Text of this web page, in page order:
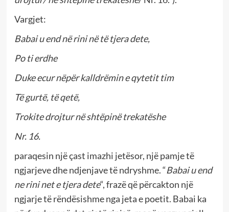
Vargjet:
Babai u end në rini në të tjera dete,
Po ti erdhe
Duke ecur nëpër kalldrëmin e qytetit tim
Të gurtë, të qetë,
Trokite drojtur në shtëpinë trekatëshe
Nr. 16.
paraqesin një çast imazhi jetësor, një pamje të
ngjarjeve dhe ndjenjave të ndryshme. “Babai u end
ne rini net e tjera dete“, frazë që përcakton një
ngjarje të rëndësishme nga jeta e poetit. Babai ka